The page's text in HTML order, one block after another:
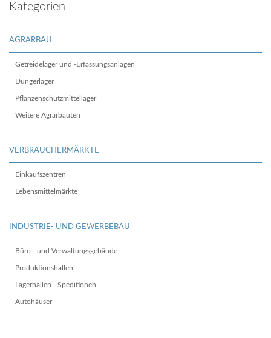
Kategorien
AGRARBAU
Getreidelager und -Erfassungsanlagen
Düngerlager
Pflanzenschutzmittellager
Weitere Agrarbauten
VERBRAUCHERMÄRKTE
Einkaufszentren
Lebensmittelmärkte
INDUSTRIE- UND GEWERBEBAU
Büro-, und Verwaltungsgebäude
Produktionshallen
Lagerhallen - Speditionen
Autohäuser